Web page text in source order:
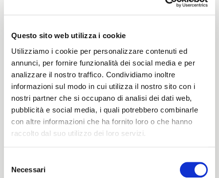
Questo sito web utilizza i cookie
Utilizziamo i cookie per personalizzare contenuti ed
annunci, per fornire funzionalità dei social media e per
analizzare il nostro traffico. Condividiamo inoltre
informazioni sul modo in cui utilizza il nostro sito con i
nostri partner che si occupano di analisi dei dati web,
pubblicità e social media, i quali potrebbero combinarle
con altre informazioni che ha fornito loro o che hanno
raccolto dal suo utilizzo dei loro servizi.
delNecessari
Peso
290 G/MLIN
Altezza